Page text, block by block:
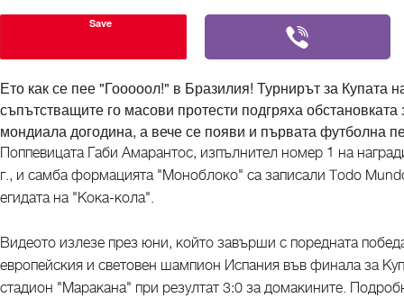
Save
Ето как се пее "Гооооол!" в Бразилия! Турнирът за Купата
съпътстващите го масови протести подгряха
мондиала догодина, а вече се появи и първата футболна
Поппевицата Габи Амарантос, изпълнител номер 1 на
г., и самба формацията "Моноблоко" са записали Todo
егидата на "Кока-кола".
Видеото излезе през юни, който завърши с поредната
европейския и световен шампион Испания във финала за
стадион "Маракана" при резултат 3:0 за домакините.